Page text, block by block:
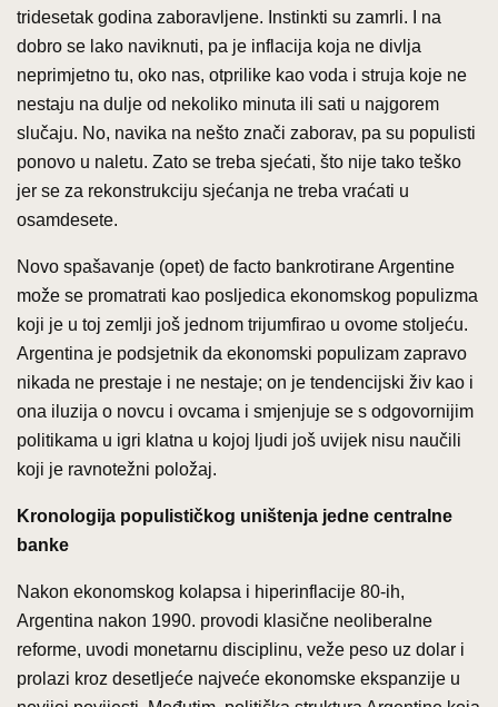
tridesetak godina zaboravljene. Instinkti su zamrli. I na
dobro se lako naviknuti, pa je inflacija koja ne divlja
neprimjetno tu, oko nas, otprilike kao voda i struja koje ne
nestaju na dulje od nekoliko minuta ili sati u najgorem
slučaju. No, navika na nešto znači zaborav, pa su populisti
ponovo u naletu. Zato se treba sjećati, što nije tako teško
jer se za rekonstrukciju sjećanja ne treba vraćati u
osamdesete.
Novo spašavanje (opet) de facto bankrotirane Argentine
može se promatrati kao posljedica ekonomskog populizma
koji je u toj zemlji još jednom trijumfirao u ovome stoljeću.
Argentina je podsjetnik da ekonomski populizam zapravo
nikada ne prestaje i ne nestaje; on je tendencijski živ kao i
ona iluzija o novcu i ovcama i smjenjuje se s odgovornijim
politikama u igri klatna u kojoj ljudi još uvijek nisu naučili
koji je ravnotežni položaj.
Kronologija populističkog uništenja jedne centralne
banke
Nakon ekonomskog kolapsa i hiperinflacije 80-ih,
Argentina nakon 1990. provodi klasične neoliberalne
reforme, uvodi monetarnu disciplinu, veže peso uz dolar i
prolazi kroz desetljeće najveće ekonomske ekspanzije u